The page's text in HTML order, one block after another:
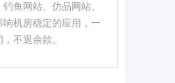
鱼网站、仿品网站、
响机房稳定的应用，一
不退余款。